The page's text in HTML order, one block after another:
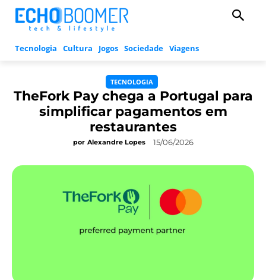
Tecnologia Cultura Jogos Sociedade Viagens
TECNOLOGIA
TheFork Pay chega a Portugal para
simplificar pagamentos em
restaurantes
por Alexandre Lopes 15/06/2026